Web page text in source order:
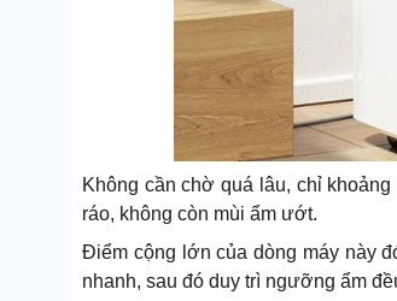
Không cần chờ quá lâu, chỉ
ráo, không còn mùi ẩm ướt.
Điểm cộng lớn của dòng máy này
nhanh, sau đó duy trì ngưỡng ẩm